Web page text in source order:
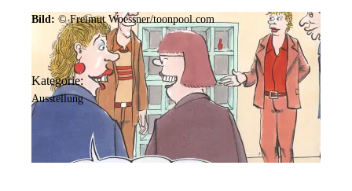
Bild: © Freimut Woessner/toonpool.com
Kategorie:
Ausstellung